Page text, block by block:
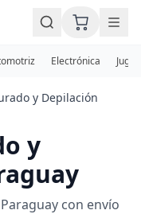
Electrónica
y Depilación
y
con envío